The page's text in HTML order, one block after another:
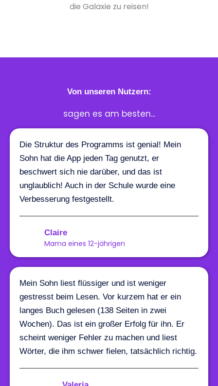
die Galaxie zu reisen!
Von unseren Nutzern:
sagen es am besten...
Die Struktur des Programms ist genial! Mein
Sohn hat die App jeden Tag genutzt, er
beschwert sich nie darüber, und das ist
unglaublich! Auch in der Schule wurde eine
Verbesserung festgestellt.
Claire
Mama eines 12-jährigen
Mein Sohn liest flüssiger und ist weniger
gestresst beim Lesen. Vor kurzem hat er ein
langes Buch gelesen (138 Seiten in zwei
Wochen). Das ist ein großer Erfolg für ihn. Er
scheint weniger Fehler zu machen und liest
Wörter, die ihm schwer fielen, tatsächlich richtig.